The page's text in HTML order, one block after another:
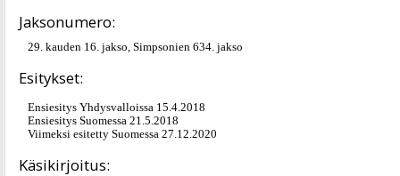
Jaksonumero:
29. kauden 16. jakso, Simpsonien 634. jakso
Esitykset:
Ensiesitys Yhdysvalloissa 15.4.2018
Ensiesitys Suomessa 21.5.2018
Viimeksi esitetty Suomessa 27.12.2020
Käsikirjoitus: